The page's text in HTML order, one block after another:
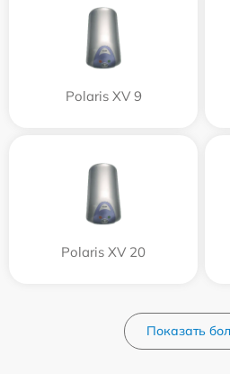
Polaris XV 9
Polaris XV 20
Показать